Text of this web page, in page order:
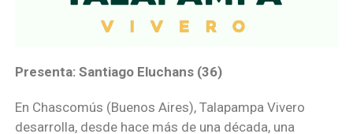
Presenta: Santiago Eluchans (36)
En Chascomús (Buenos Aires), Talapampa Vivero
desarrolla, desde hace más de una década, una